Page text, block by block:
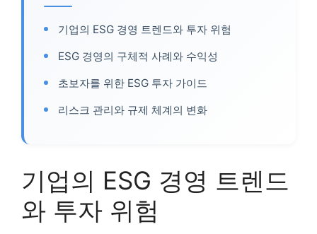
기업의 ESG 경영 트렌드와 투자 위험
ESG 경영의 구체적 사례와 수익성
초보자를 위한 ESG 투자 가이드
리스크 관리와 규제 체계의 변화
기업의 ESG 경영 트렌드
와 투자 위험